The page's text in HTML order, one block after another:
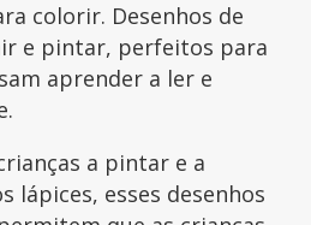
colorir. Desenhos de
e pintar, perfeitos para
aprender a ler e
a pintar e a
lápices, esses desenhos